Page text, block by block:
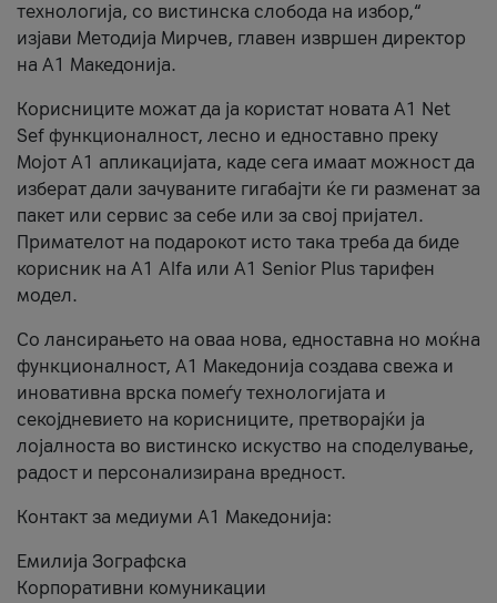
технологија, со вистинска слобода на избор,“
изјави Методија Мирчев, главен извршен директор
на А1 Македонија.
Корисниците можат да ја користат новата А1 Net
Sef функционалност, лесно и едноставно преку
Мојот А1 апликацијата, каде сега имаат можност да
изберат дали зачуваните гигабајти ќе ги разменат за
пакет или сервис за себе или за свој пријател.
Примателот на подарокот исто така треба да биде
корисник на А1 Alfa или A1 Senior Plus тарифен
модел.
Со лансирањето на оваа нова, едноставна но моќна
функционалност, А1 Македонија создава свежа и
иновативна врска помеѓу технологијата и
секојдневието на корисниците, претворајќи ја
лојалноста во вистинско искуство на споделување,
радост и персонализирана вредност.
Контакт за медиуми А1 Македонија:
Емилија Зографска
Корпоративни комуникации